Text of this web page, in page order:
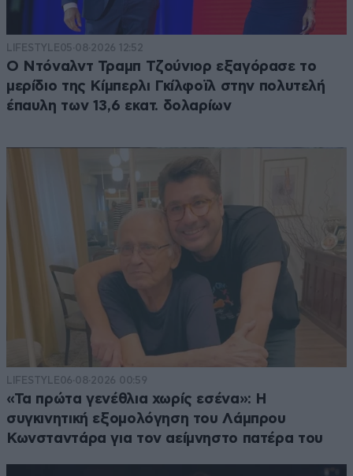
LIFESTYLE05·08·2026 12:52
Ο Ντόναλντ Τραμπ Τζούνιορ εξαγόρασε το
μερίδιο της Κίμπερλι Γκίλφοϊλ στην πολυτελή
έπαυλη των 13,6 εκατ. δολαρίων
LIFESTYLE06·08·2026 00:59
«Τα πρώτα γενέθλια χωρίς εσένα»: Η
συγκινητική εξομολόγηση του Λάμπρου
Κωνσταντάρα για τον αείμνηστο πατέρα του